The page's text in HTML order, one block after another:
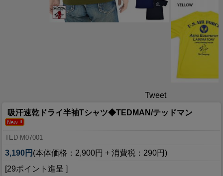
Tweet
吸汗速乾ドライ半袖Tシャツ◆TEDMAN/テッドマン
TED-M07001
3,190円 (本体価格：2,900円 + 消費税：290円)
[29ポイント進呈 ]